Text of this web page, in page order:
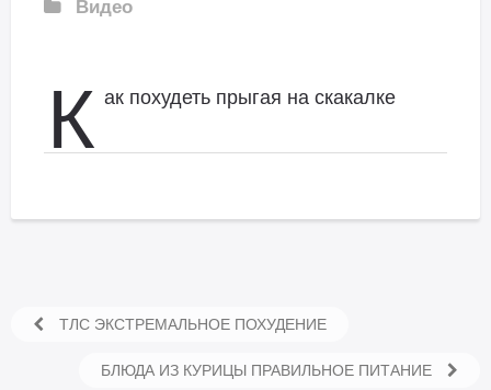
Видео
К ак похудеть прыгая на скакалке
ТЛС ЭКСТРЕМАЛЬНОЕ ПОХУДЕНИЕ
БЛЮДА ИЗ КУРИЦЫ ПРАВИЛЬНОЕ ПИТАНИЕ